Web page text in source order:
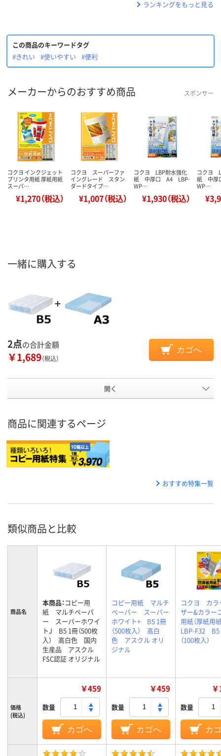
ランキングをもっと見る
この商品のキーワードタグ
#きれい
#使いやすい #便利
メーカーからのおすすめ商品 スポンサー
コクヨ インクジェット
プリンタ用紙 厚紙用紙
スーパ…
¥1,270（税込）
コクヨ スーパーファ
イングレード スタン
ダードタイプ…
¥1,007（税込）
コクヨ LBP耐水強化
紙 中厚口 A4 LBP-
WP…
¥1,930（税込）
コクヨ
紙 中厚
WP…
一緒に購入する
2点の合計金額
￥1,689（税込）
カゴへ
開く
商品に関連するページ
おすすめ特集一覧
類似商品と比較
商品名
本商品：コピー用
紙 マルチペーパ
ー スーパーホワイ
トJ B5 1冊（500枚
入） 高白色 国内
生産品 アスクル
FSC認証 オリジナル
コピー用紙 マルチ
ペーパー スーパー
ホワイト+ B5 1冊
（500枚入） 高白
色 アスクル オリ
ジナル
コクヨ カラ
ザー&カラー
用紙（厚紙用
LBP-F32
（100枚入）
価格
(税込)
￥459
数量
カゴへ
￥459
数量
カゴへ
数量
カ